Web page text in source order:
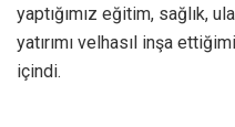
yaptığımız eğitim, sağlık,
yatırımı velhasıl inşa
içindi.